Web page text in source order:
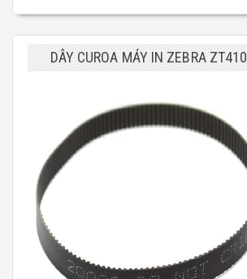
DÂY CUROA MÁY IN ZEBRA ZT410